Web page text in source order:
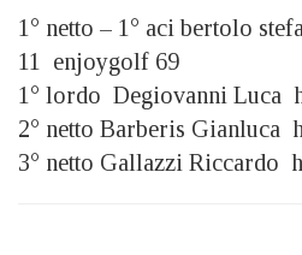
1° netto – 1° aci bertolo
11 enjoygolf 69
1° lordo Degiovanni Luca
2° netto Barberis Gianluca
3° netto Gallazzi Riccardo